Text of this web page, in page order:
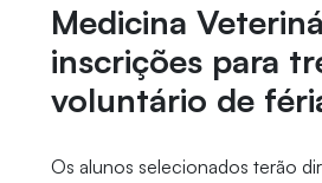
Medicina
inscrições para
voluntário de
Os alunos selecionados terão